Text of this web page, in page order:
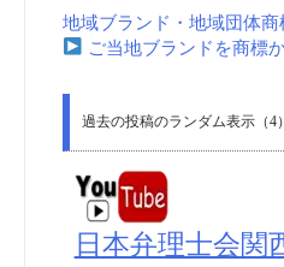
地域ブランド・地域団体
ご当地ブランドを商標
過去の投稿のランダム表示（4）
日本弁理士会関